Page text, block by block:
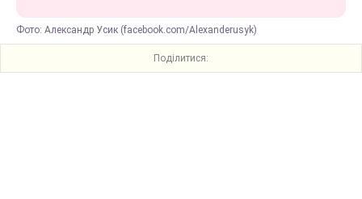
Фото: Александр Усик (facebook.com/Alexanderusyk)
Поділитися: